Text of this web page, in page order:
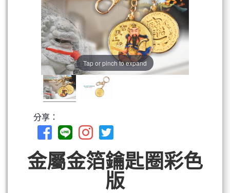
Tap or pinch to expand
分享：
金屬金箔鑰匙圈彩色
版